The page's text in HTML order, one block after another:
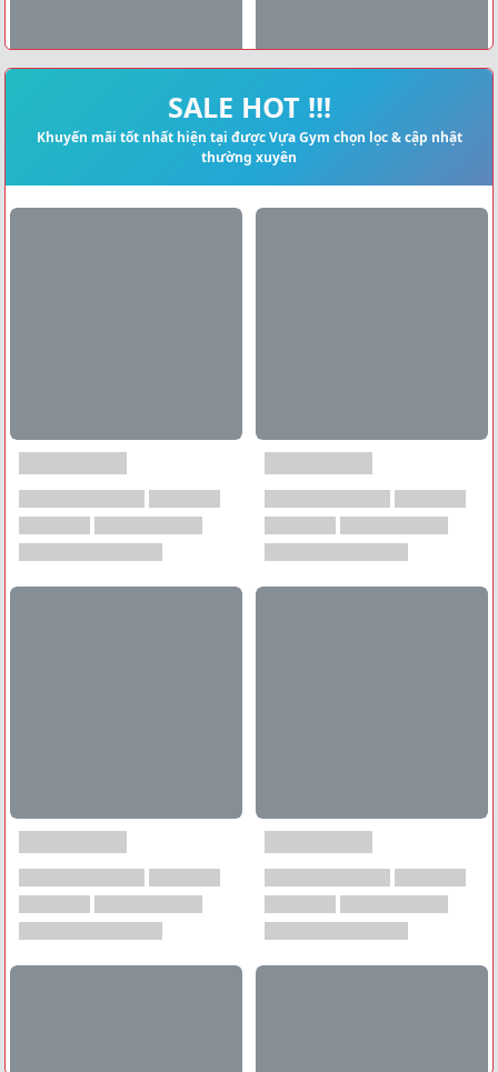
SALE HOT !!!
Khuyến mãi tốt nhất hiện tại được Vựa Gym chọn lọc & cập nhật
thường xuyên